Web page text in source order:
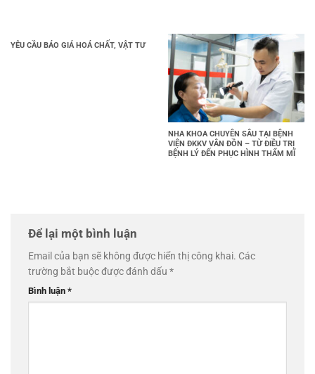
YÊU CẦU BÁO GIÁ HOÁ CHẤT, VẬT TƯ
NHA KHOA CHUYÊN SÂU TẠI BỆNH
VIỆN ĐKKV VÂN ĐỒN – TỪ ĐIỀU TRỊ
BỆNH LÝ ĐẾN PHỤC HÌNH THẨM MĨ
Để lại một bình luận
Email của bạn sẽ không được hiển thị công khai. Các
trường bắt buộc được đánh dấu *
Bình luận *